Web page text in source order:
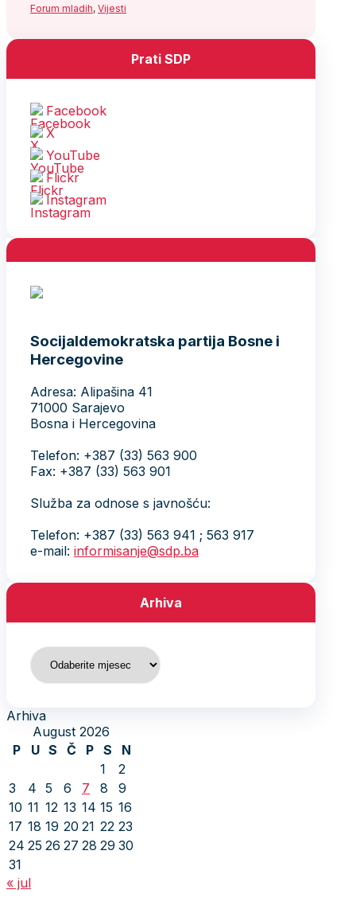
Forum mladih, Vijesti
Prati SDP
Facebook
X
YouTube
Flickr
Instagram
Socijaldemokratska partija Bosne i
Hercegovine
Adresa: Alipašina 41
71000 Sarajevo
Bosna i Hercegovina
Telefon: +387 (33) 563 900
Fax: +387 (33) 563 901
Služba za odnose s javnošću:
Telefon: +387 (33) 563 941 ; 563 917
e-mail: informisanje@sdp.ba
Arhiva
Arhiva
Arhiva
August 2026
P
U S Č P S
N
1
2
3
4 5 6 7 8
9
10 11 12 13 14 15 16
17 18 19 20 21 22 23
24 25 26 27 28 29 30
31
« jul